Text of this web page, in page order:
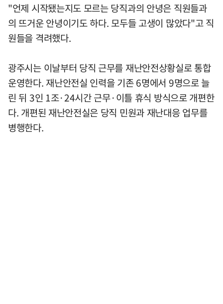
"언제 시작됐는지도 모르는 당직과의 안녕은 직원들과
의 뜨거운 안녕이기도 하다. 모두들 고생이 많았다"고 직
원들을 격려했다.
광주시는 이날부터 당직 근무를 재난안전상황실로 통합
운영한다. 재난안전실 인력을 기존 6명에서 9명으로 늘
린 뒤 3인 1조·24시간 근무·이틀 휴식 방식으로 개편한
다. 개편된 재난안전실은 당직 민원과 재난대응 업무를
병행한다.